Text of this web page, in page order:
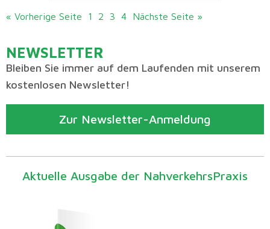
« Vorherige Seite 1 2 3 4 Nächste Seite »
NEWSLETTER
Bleiben Sie immer auf dem Laufenden mit unserem
kostenlosen Newsletter!
Zur Newsletter-Anmeldung
Aktuelle Ausgabe der NahverkehrsPraxis